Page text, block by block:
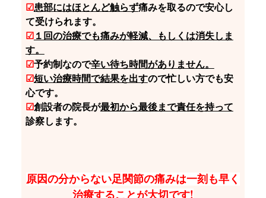
☑患部にはほとんど触らず痛みを取るので安心し
て受けられます。
☑１回の治療でも痛みが軽減、もしくは消失しま
す。
☑予約制なので辛い待ち時間がありません。
☑短い治療時間で結果を出すので忙しい方でも安
心です。
☑創設者の院長が最初から最後まで責任を持って
診察します。
原因の分からない足関節の痛みは一刻も早く
治療することが大切です!